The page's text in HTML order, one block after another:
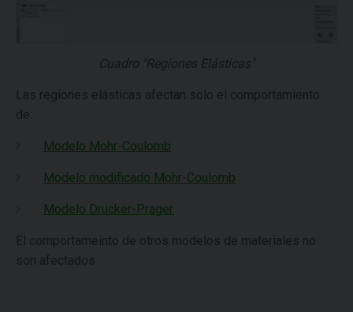
Cuadro "Regiones Elásticas"
Las regiones elásticas afectan solo el comportamiento
de:
Modelo Mohr-Coulomb
Modelo modificado Mohr-Coulomb
Modelo Drucker-Prager
El comportameinto de otros modelos de materiales no
son afectados